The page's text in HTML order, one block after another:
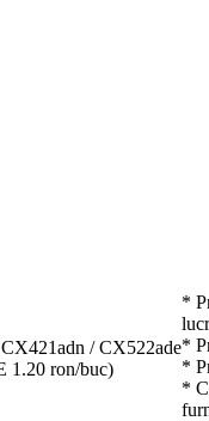
/ CX522ade
1.20 ron/buc)
*
*
*
*